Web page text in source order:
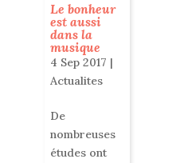
Le bonheur
est aussi
dans la
musique
4 Sep 2017 |
Actualites
De
nombreuses
études ont